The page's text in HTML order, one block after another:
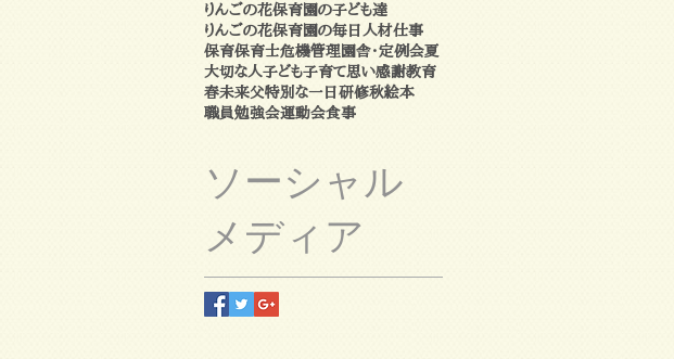
りんごの花保育園の子ども達
りんごの花保育園の毎日 人材仕事
保育保育士危機管理園舎・定例会夏
大切な人子ども子育て思い感謝教育
春未来父特別な一日研修秋絵本
職員勉強会運動会食事
ソーシャル
メディア